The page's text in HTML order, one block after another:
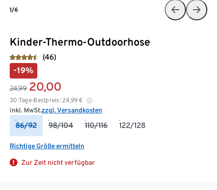
Kinder-Thermo-Outdoorhose
(46)
-19%
24,99 20,00
30-Tage-Bestpreis: 24,99 €
inkl. MwSt.zzgl. Versandkosten
86/92 98/104 110/116 122/128
Richtige Größe ermitteln
Zur Zeit nicht verfügbar
1/6